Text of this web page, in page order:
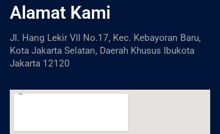
Alamat Kami
Jl. Hang Lekir VII No.17, Kec. Kebayoran Baru,
Kota Jakarta Selatan, Daerah Khusus Ibukota
Jakarta 12120